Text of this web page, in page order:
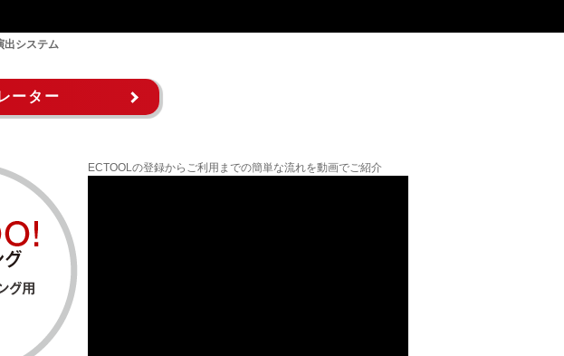
出システム
ーター
ECTOOLの登録からご利用までの簡単な流れを動画でご紹介